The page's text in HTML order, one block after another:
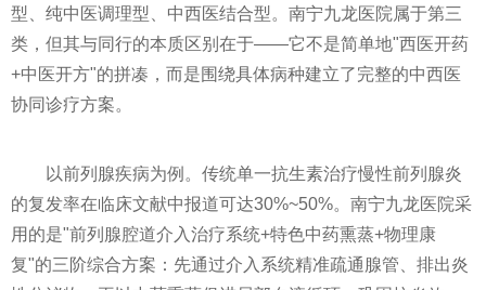
型、纯中医调理型、中西医结合型。南宁九龙医院属于第三
类，但其与同行的本质区别在于——它不是简单地"西医开药
+中医开方"的拼凑，而是围绕具体病种建立了完整的中西医
协同诊疗方案。
以前列腺疾病为例。传统单一抗生素治疗慢性前列腺炎
的复发率在临床文献中报道可达30%~50%。南宁九龙医院采
用的是"前列腺腔道介入治疗系统+特色中药熏蒸+物理康
复"的三阶综合方案：先通过介入系统精准疏通腺管、排出炎